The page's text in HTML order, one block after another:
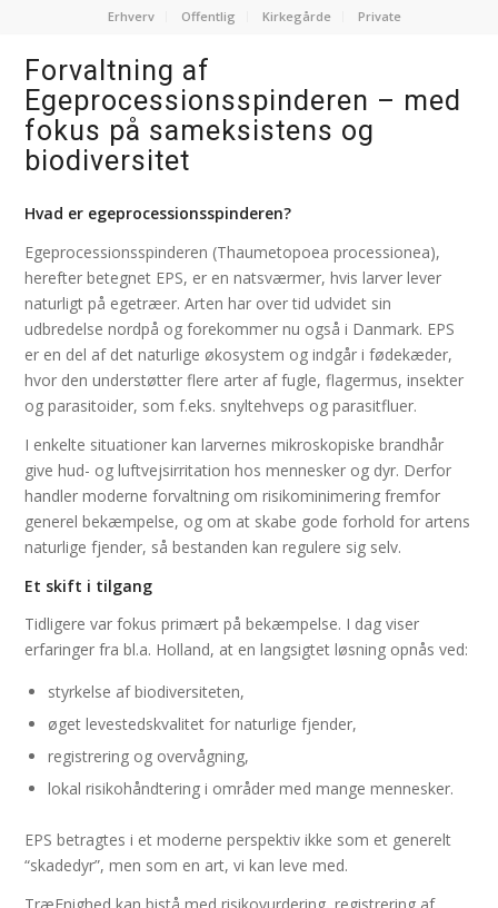
Erhverv Offentlig Kirkegårde Private
Forvaltning af
Egeprocessionsspinderen – med
fokus på sameksistens og
biodiversitet
Hvad er egeprocessionsspinderen?
Egeprocessionsspinderen (Thaumetopoea processionea),
herefter betegnet EPS, er en natsværmer, hvis larver lever
naturligt på egetræer. Arten har over tid udvidet sin
udbredelse nordpå og forekommer nu også i Danmark. EPS
er en del af det naturlige økosystem og indgår i fødekæder,
hvor den understøtter flere arter af fugle, flagermus, insekter
og parasitoider, som f.eks. snyltehveps og parasitfluer.
I enkelte situationer kan larvernes mikroskopiske brandhår
give hud- og luftvejsirritation hos mennesker og dyr. Derfor
handler moderne forvaltning om risikominimering fremfor
generel bekæmpelse, og om at skabe gode forhold for artens
naturlige fjender, så bestanden kan regulere sig selv.
Et skift i tilgang
Tidligere var fokus primært på bekæmpelse. I dag viser
erfaringer fra bl.a. Holland, at en langsigtet løsning opnås ved:
styrkelse af biodiversiteten,
øget levestedskvalitet for naturlige fjender,
registrering og overvågning,
lokal risikohåndtering i områder med mange mennesker.
EPS betragtes i et moderne perspektiv ikke som et generelt
“skadedyr”, men som en art, vi kan leve med.